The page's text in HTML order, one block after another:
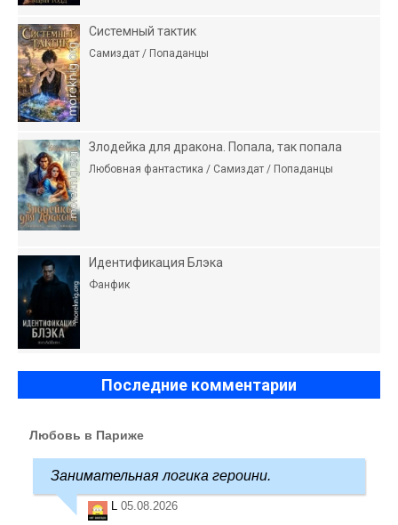
Системный тактик
Самиздат / Попаданцы
Злодейка для дракона. Попала, так попала
Любовная фантастика / Самиздат / Попаданцы
Идентификация Блэка
Фанфик
Последние комментарии
Любовь в Париже
Занимательная логика героини.
05.08.2026